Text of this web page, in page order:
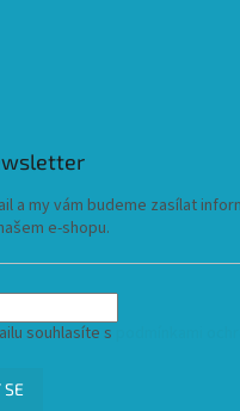
a my vám budeme zasílat
e-shopu.
souhlasíte s